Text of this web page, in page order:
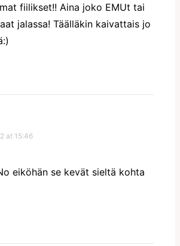
fiilikset!! Aina joko EMUt tai
jalassa! Täälläkin kaivattais jo
at 15:46
eiköhän se kevät sieltä kohta